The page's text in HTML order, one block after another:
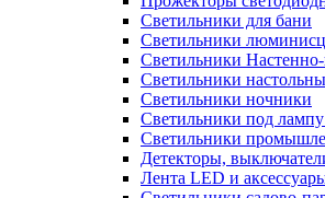
Светильники для бани
Светильники
Светильники
Светильники
Светильники ночники
Светильники под
Светильники
Детекторы,
Лента LED и